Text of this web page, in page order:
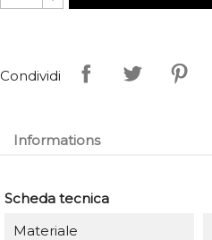
Condividi
Informations
Scheda tecnica
Materiale